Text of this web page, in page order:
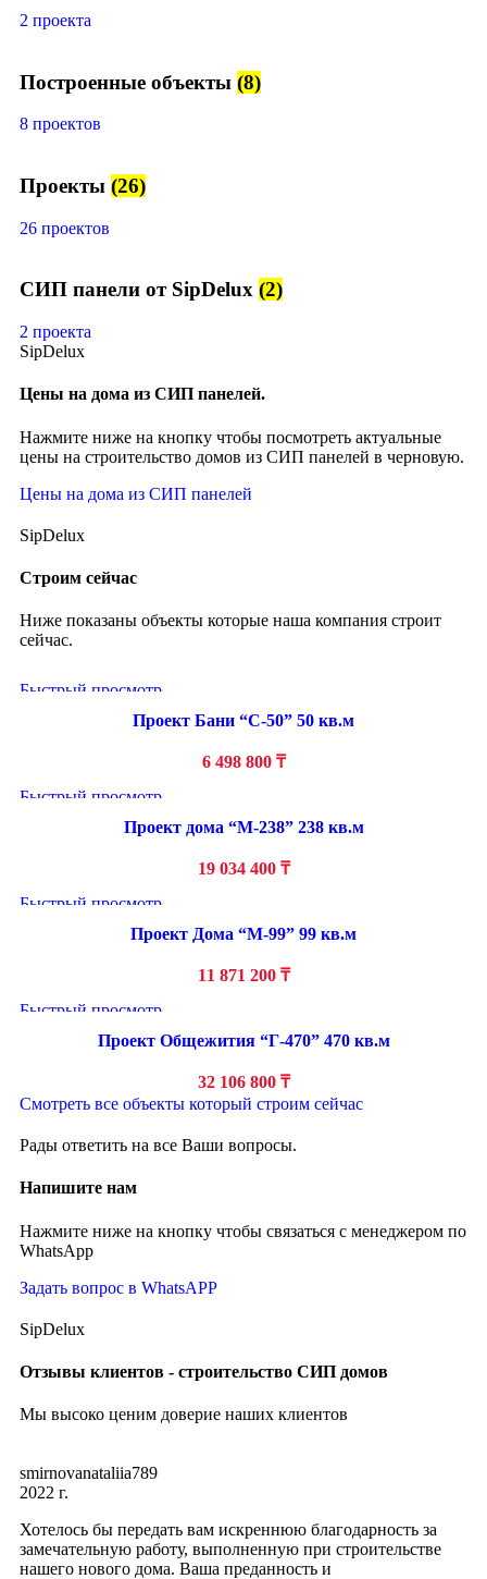
2 проекта
Построенные объекты (8)
8 проектов
Проекты (26)
26 проектов
СИП панели от SipDelux (2)
2 проекта
SipDelux
Цены на дома из СИП панелей.
Нажмите ниже на кнопку чтобы посмотреть актуальные
цены на строительство домов из СИП панелей в черновую.
Цены на дома из СИП панелей
SipDelux
Строим сейчас
Ниже показаны объекты которые наша компания строит
сейчас.
Быстрый просмотр
Проект Бани “С-50” 50 кв.м
6 498 800 ₸
Быстрый просмотр
Проект дома “М-238” 238 кв.м
19 034 400 ₸
Быстрый просмотр
Проект Дома “М-99” 99 кв.м
11 871 200 ₸
Быстрый просмотр
Проект Общежития “Г-470” 470 кв.м
32 106 800 ₸
Смотреть все объекты который строим сейчас
Рады ответить на все Ваши вопросы.
Напишите нам
Нажмите ниже на кнопку чтобы связаться с менеджером по
WhatsApp
Задать вопрос в WhatsAPP
SipDelux
Отзывы клиентов - строительство СИП домов
Мы высоко ценим доверие наших клиентов
smirnovanataliia789
2022 г.
Хотелось бы передать вам искреннюю благодарность за
замечательную работу, выполненную при строительстве
нашего нового дома. Ваша преданность и